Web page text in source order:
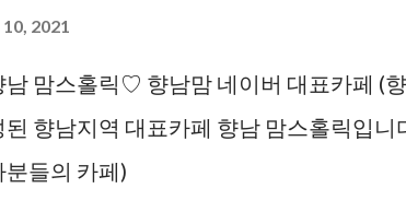
2021
맘스홀릭♡ 향남맘 네이버 대표카페 (
된 향남지역 대표카페 향남 맘스홀릭입니
분들의 카페)